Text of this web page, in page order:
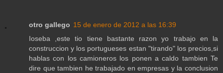
otro gallego 15 de enero de 2012 a las 16:39
Ioseba ,este tio tiene bastante razon yo trabajo en la
construccion y los portugueses estan "tirando" los precios,si
hablas con los camioneros los ponen a caldo tambien Te
dire que tambien he trabajado en empresas y la conclusion